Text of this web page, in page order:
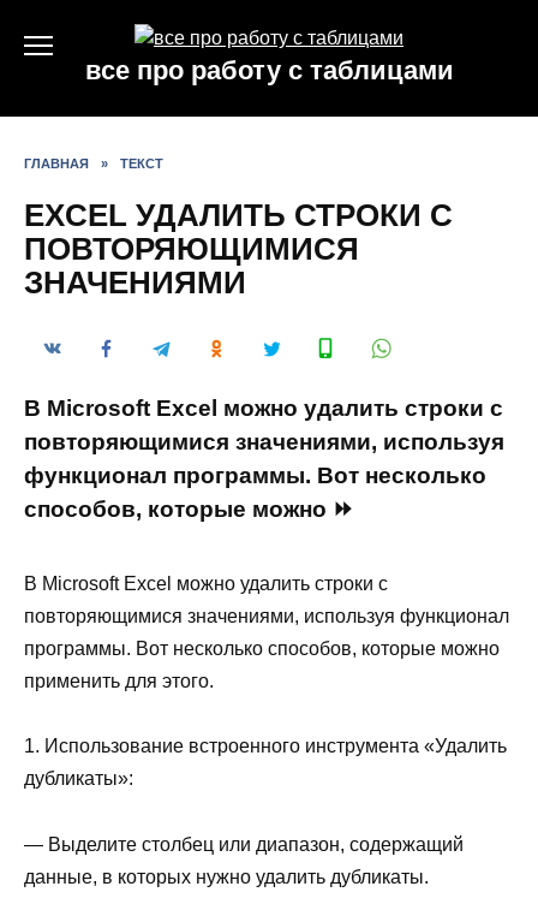
содержаниювсе про работу с таблицами
ГЛАВНАЯ » ТЕКСТ
EXCEL УДАЛИТЬ СТРОКИ С
ПОВТОРЯЮЩИМИСЯ
ЗНАЧЕНИЯМИ
В Microsoft Excel можно удалить строки с
повторяющимися значениями, используя
функционал программы. Вот несколько
способов, которые можно ⏩
В Microsoft Excel можно удалить строки с
повторяющимися значениями, используя функционал
программы. Вот несколько способов, которые можно
применить для этого.
1. Использование встроенного инструмента «Удалить
дубликаты»:
— Выделите столбец или диапазон, содержащий
данные, в которых нужно удалить дубликаты.